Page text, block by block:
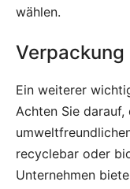
wählen.
Verpackung
Ein weiterer
Achten Sie
recyclebar oder
Unternehmen